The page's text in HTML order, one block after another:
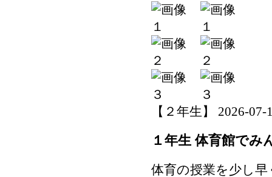
【２年生】 2026-07-
１年生 体育館でみ
体育の授業を少し